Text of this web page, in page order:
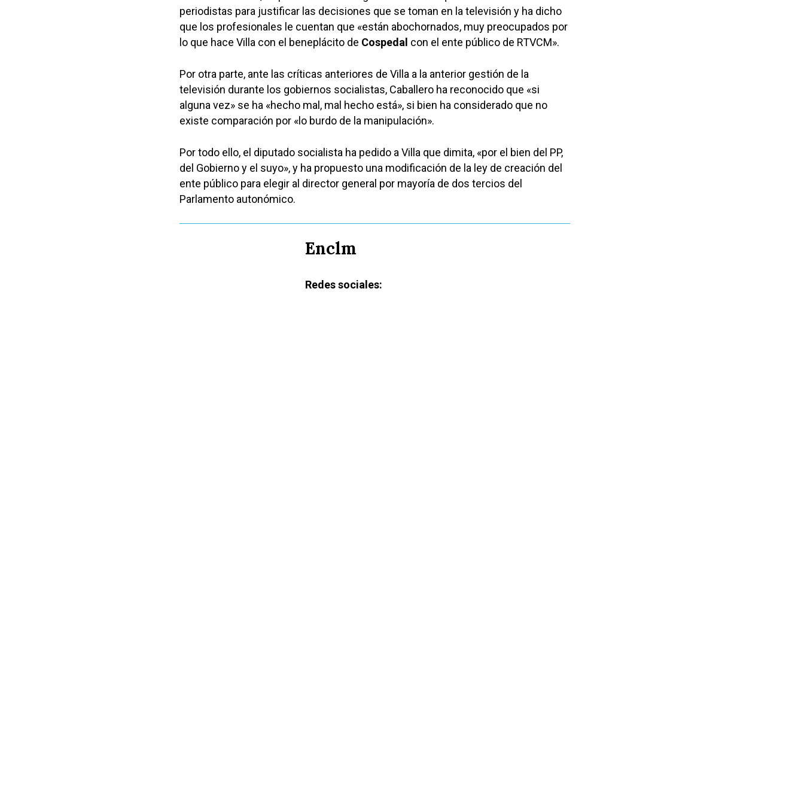
periodistas para justificar las decisiones que se toman en la televisión y ha dicho
que los profesionales le cuentan que «están abochornados, muy preocupados por
lo que hace Villa con el beneplácito de Cospedal con el ente público de RTVCM».
Por otra parte, ante las críticas anteriores de Villa a la anterior gestión de la
televisión durante los gobiernos socialistas, Caballero ha reconocido que «si
alguna vez» se ha «hecho mal, mal hecho está», si bien ha considerado que no
existe comparación por «lo burdo de la manipulación».
Por todo ello, el diputado socialista ha pedido a Villa que dimita, «por el bien del PP,
del Gobierno y el suyo», y ha propuesto una modificación de la ley de creación del
ente público para elegir al director general por mayoría de dos tercios del
Parlamento autonómico.
Enclm
Redes sociales: